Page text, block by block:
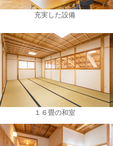
充実した設備
１６畳の和室